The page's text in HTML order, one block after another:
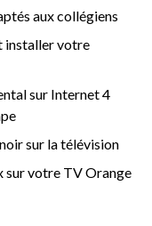
aux collégiens
installer votre
sur Internet 4
sur la télévision
sur votre TV Orange